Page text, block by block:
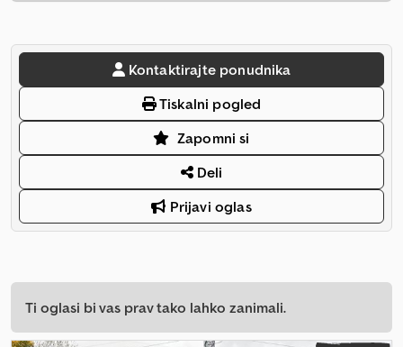
Kontaktirajte ponudnika
Tiskalni pogled
Zapomni si
Deli
Prijavi oglas
Ti oglasi bi vas prav tako lahko zanimali.